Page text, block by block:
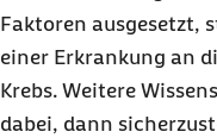
Faktoren ausgesetzt,
einer Erkrankung an
Krebs. Weitere
dabei, dann